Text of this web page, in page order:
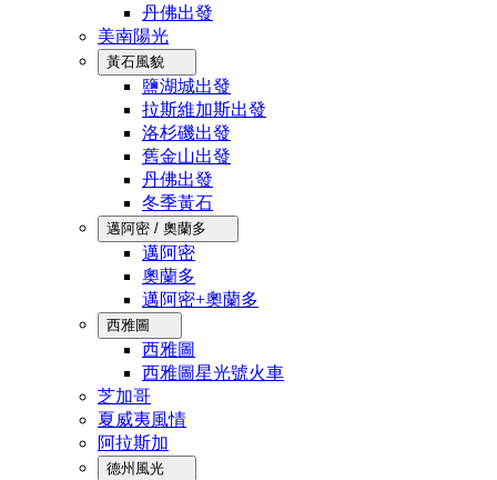
丹佛出發
美南陽光
黃石風貌
鹽湖城出發
拉斯維加斯出發
洛杉磯出發
舊金山出發
丹佛出發
冬季黃石
邁阿密 / 奧蘭多
邁阿密
奧蘭多
邁阿密+奧蘭多
西雅圖
西雅圖
西雅圖星光號火車
芝加哥
夏威夷風情
阿拉斯加
德州風光